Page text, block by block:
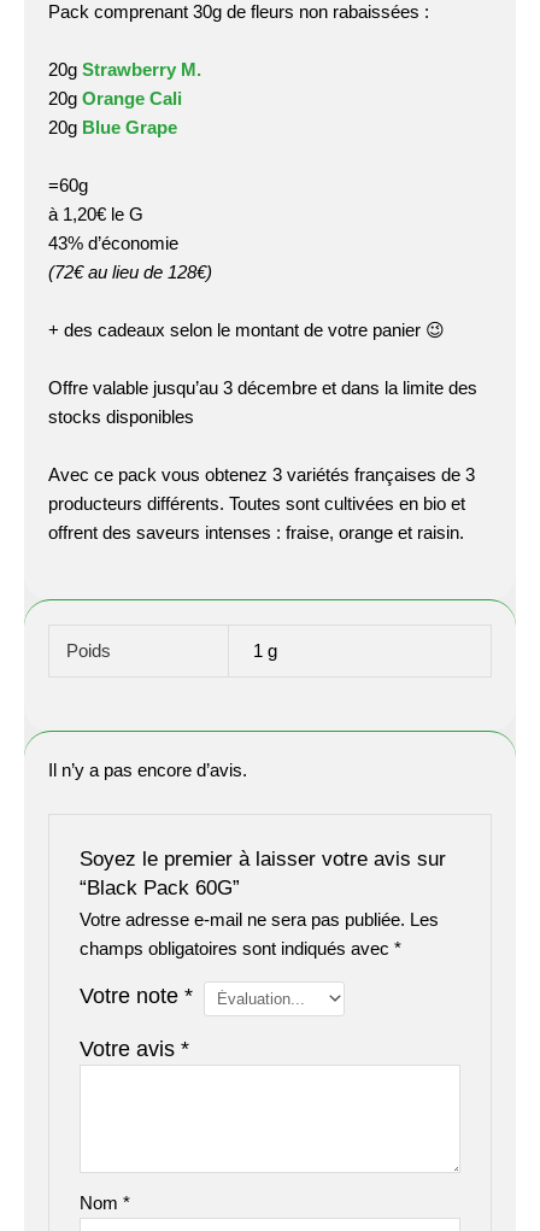
Pack comprenant 30g de fleurs non rabaissées :
20g Strawberry M.
20g Orange Cali
20g Blue Grape
=60g
à 1,20€ le G
43% d’économie
(72€ au lieu de 128€)
+ des cadeaux selon le montant de votre panier 😉
Offre valable jusqu’au 3 décembre et dans la limite des
stocks disponibles
Avec ce pack vous obtenez 3 variétés françaises de 3
producteurs différents. Toutes sont cultivées en bio et
offrent des saveurs intenses : fraise, orange et raisin.
Poids 1 g
Il n’y a pas encore d’avis.
Soyez le premier à laisser votre avis sur
“Black Pack 60G”
Votre adresse e-mail ne sera pas publiée. Les
champs obligatoires sont indiqués avec*
Votre note*
Votre avis*
Nom*